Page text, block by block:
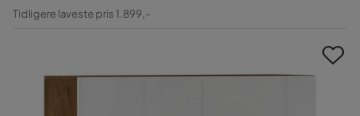
Pris
Original
Tidligere laveste pris 1.899,-